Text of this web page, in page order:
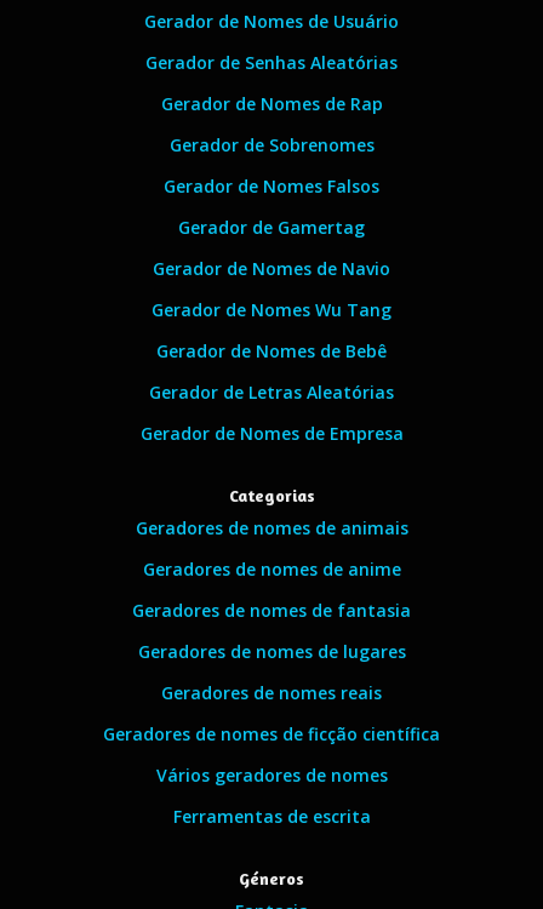
Gerador de Nomes de Usuário
Gerador de Senhas Aleatórias
Gerador de Nomes de Rap
Gerador de Sobrenomes
Gerador de Nomes Falsos
Gerador de Gamertag
Gerador de Nomes de Navio
Gerador de Nomes Wu Tang
Gerador de Nomes de Bebê
Gerador de Letras Aleatórias
Gerador de Nomes de Empresa
Categorias
Geradores de nomes de animais
Geradores de nomes de anime
Geradores de nomes de fantasia
Geradores de nomes de lugares
Geradores de nomes reais
Geradores de nomes de ficção científica
Vários geradores de nomes
Ferramentas de escrita
Géneros